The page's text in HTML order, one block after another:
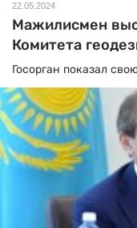
22.05.2024
Мажилисмен
Комитета
Госорган показал